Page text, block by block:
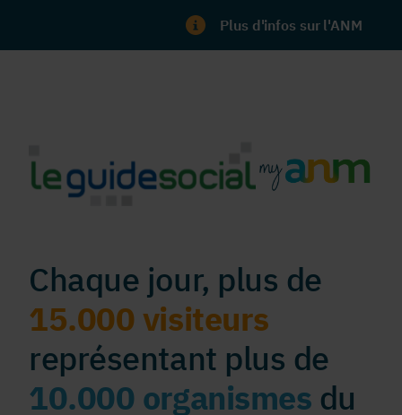
Plus d'infos sur l'ANM
Chaque jour, plus de
15.000 visiteurs
représentant plus de
10.000 organismes du